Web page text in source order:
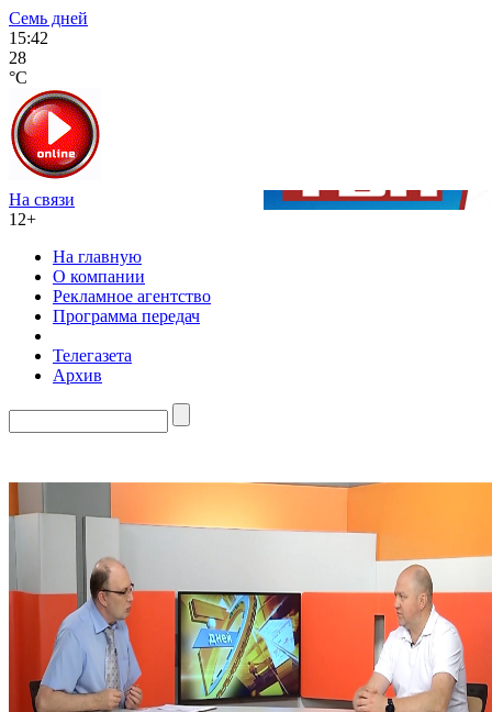
Семь дней
15:42
28
°C
На связи
12+
На главную
О компании
Рекламное агентство
Программа передач
Телегазета
Архив